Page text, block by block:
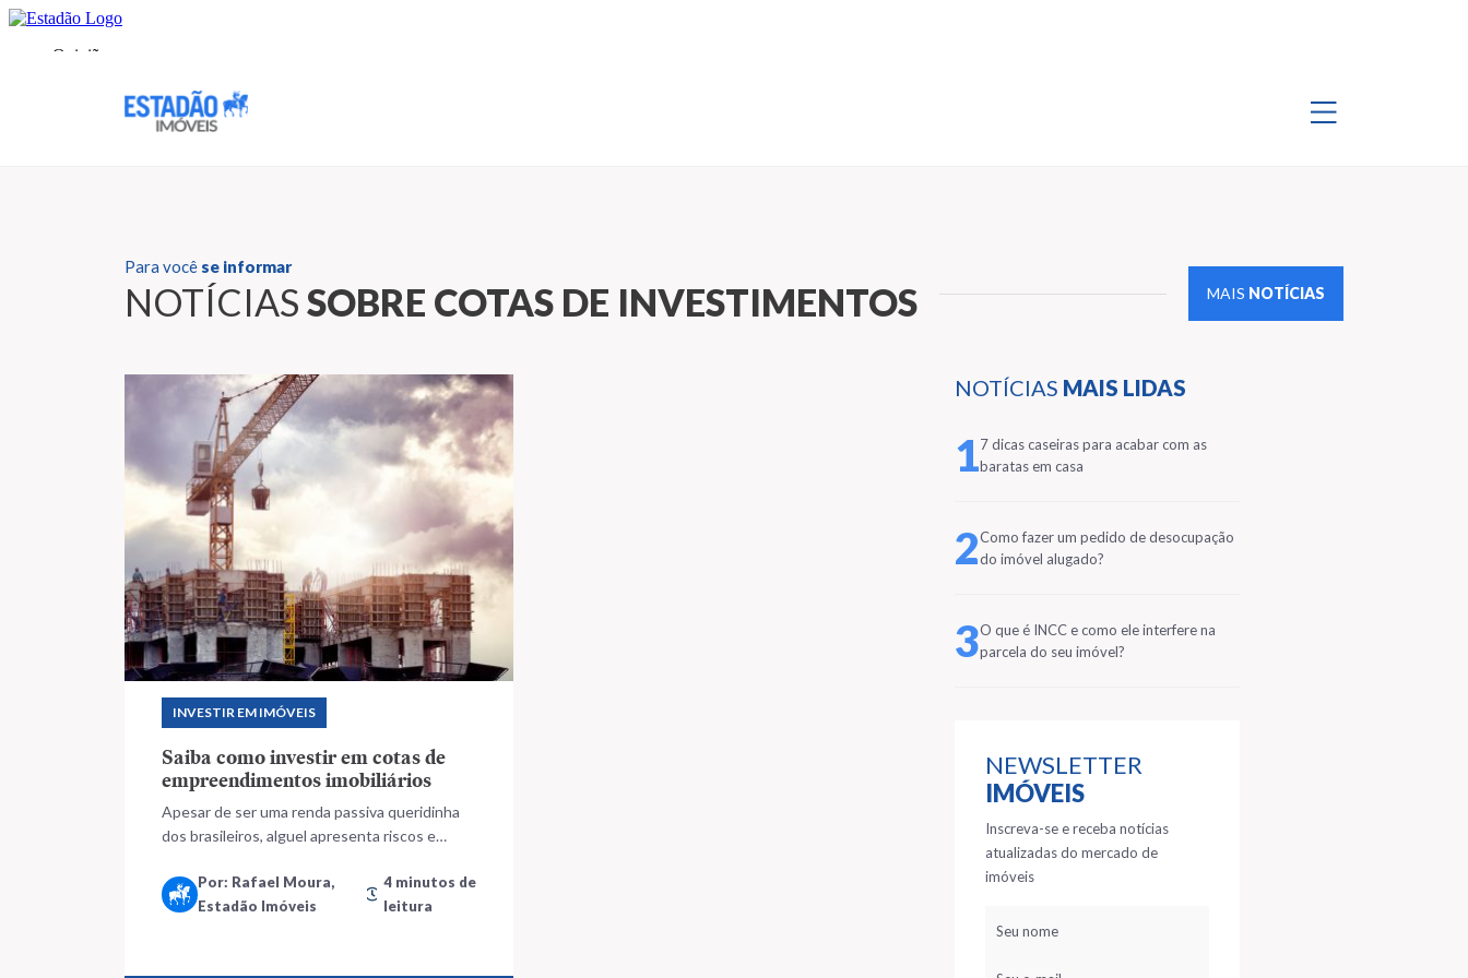
Para você se informar
NOTÍCIASSOBRE COTAS DE INVESTIMENTOS MAIS NOTÍCIAS
NOTÍCIAS MAIS LIDAS
17 dicas caseiras para acabar com as
baratas em casa
2Como fazer um pedido de desocupação
do imóvel alugado?
3O que é INCC e como ele interfere na
parcela do seu imóvel?
NEWSLETTER
IMÓVEIS
Inscreva-se e receba notícias
atualizadas do mercado de
imóveis
INVESTIR EM IMÓVEIS
Saiba como investir em cotas de
empreendimentos imobiliários
Apesar de ser uma renda passiva queridinha
dos brasileiros, alguel apresenta riscos e
empreendimento, que oferecem rentabilidade
acima da Selic
Por: Rafael Moura,
Estadão Imóveis
4 minutos de
leitura